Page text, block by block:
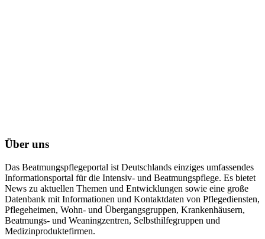
Über uns
Das Beatmungspflegeportal ist Deutschlands einziges umfassendes
Informationsportal für die Intensiv- und Beatmungspflege. Es bietet
News zu aktuellen Themen und Entwicklungen sowie eine große
Datenbank mit Informationen und Kontaktdaten von Pflegediensten,
Pflegeheimen, Wohn- und Übergangsgruppen, Krankenhäusern,
Beatmungs- und Weaningzentren, Selbsthilfegruppen und
Medizinproduktefirmen.